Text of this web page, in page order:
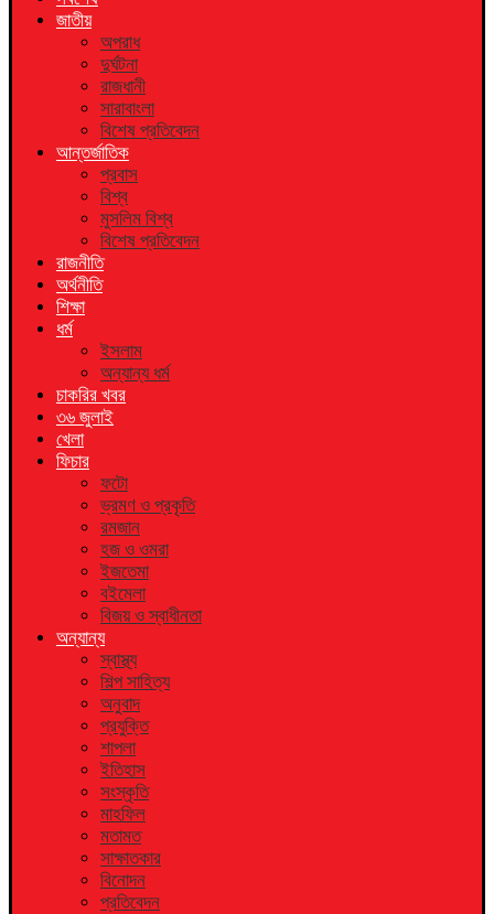
জাতীয়
অপরাধ
দুর্ঘটনা
রাজধানী
সারাবাংলা
বিশেষ প্রতিবেদন
আন্তর্জাতিক
প্রবাস
বিশ্ব
মুসলিম বিশ্ব
বিশেষ প্রতিবেদন
রাজনীতি
অর্থনীতি
শিক্ষা
ধর্ম
ইসলাম
অন্যান্য ধর্ম
চাকরির খবর
৩৬ জুলাই
খেলা
ফিচার
ফটো
ভ্রমণ ও প্রকৃতি
রমজান
হজ ও ওমরা
ইজতেমা
বইমেলা
বিজয় ও স্বাধীনতা
অন্যান্য
স্বাস্থ্য
শিল্প সাহিত্য
অনুবাদ
প্রযুক্তি
শাপলা
ইতিহাস
সংস্কৃতি
মাহফিল
মতামত
সাক্ষাতকার
বিনোদন
প্রতিবেদন